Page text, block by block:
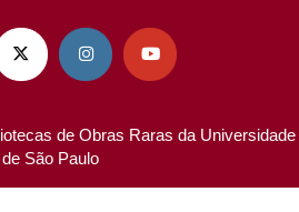
  
de Obras Raras da Universidade
de São Paulo